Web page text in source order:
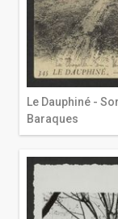
Le Dauphiné -
Baraques